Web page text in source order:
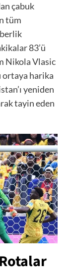
çabuk
tüm
83’ü
Nikola Vlasic
ortaya harika
yeniden
tayin eden